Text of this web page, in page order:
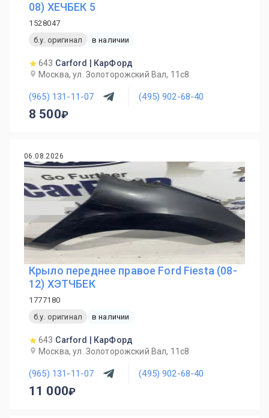
08) ХЕЧБЕК 5
1528047
б.у. оригинал
в наличии
643 Carford | КарФорд
Москва, ул. Золоторожский Вал, 11с8
(965) 131-11-07 (495) 902-68-40
8 500
06.08.2026
Крыло переднее правое Ford Fiesta (08-
12) ХЭТЧБЕК
1777180
б.у. оригинал
в наличии
643 Carford | КарФорд
Москва, ул. Золоторожский Вал, 11с8
(965) 131-11-07 (495) 902-68-40
11 000